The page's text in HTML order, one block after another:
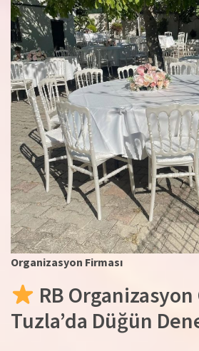
Organizasyon Firması
RB
Tuzla’da Düğün